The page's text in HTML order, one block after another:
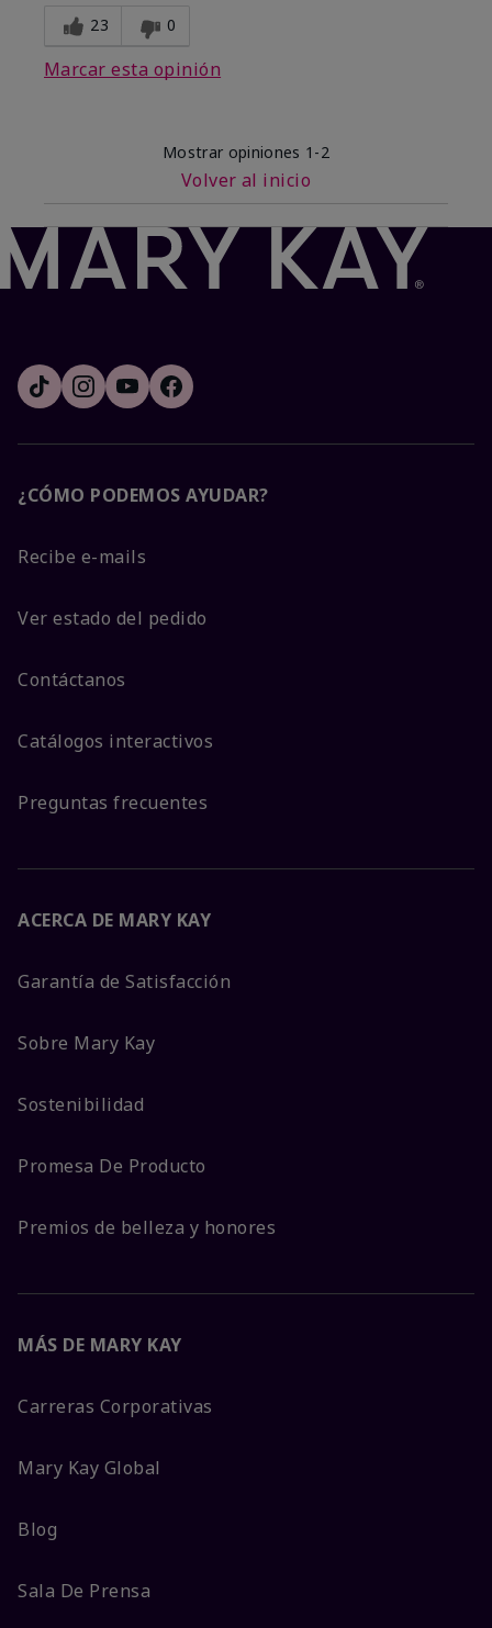
23 0
Marcar esta opinión
Mostrar opiniones 1-2
Volver al inicio
¿CÓMO PODEMOS AYUDAR?
Recibe e-mails
Ver estado del pedido
Contáctanos
Catálogos interactivos
Preguntas frecuentes
ACERCA DE MARY KAY
Garantía de Satisfacción
Sobre Mary Kay
Sostenibilidad
Promesa De Producto
Premios de belleza y honores
MÁS DE MARY KAY
Carreras Corporativas
Mary Kay Global
Blog
Sala De Prensa